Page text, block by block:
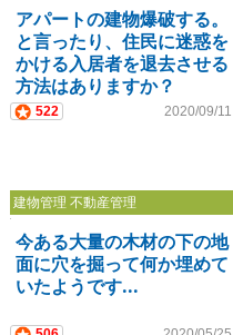
アパートの建物爆破する。
と言ったり、住民に迷惑を
かける入居者を退去させる
方法はありますか？
522 2020/09/11
建物管理 不動産管理
今ある大量の木材の下の地
面に穴を掘って何か埋めて
いたようです...